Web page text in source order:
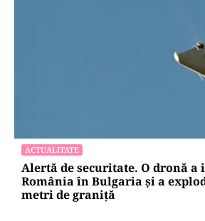
ACTUALITATE
Alertă de securitate. O dronă
România în Bulgaria şi a
metri de graniţă